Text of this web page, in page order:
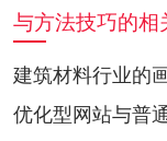
与方法技巧的相
优化型网站与普